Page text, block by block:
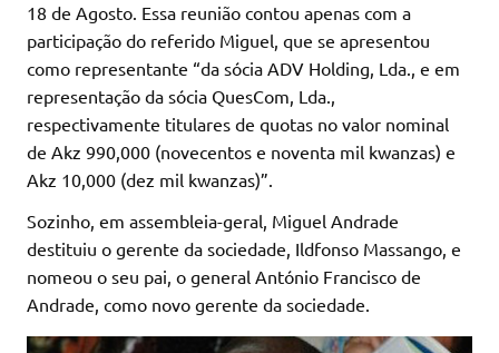
18 de Agosto. Essa reunião contou apenas com a
participação do referido Miguel, que se apresentou
como representante “da sócia ADV Holding, Lda., e em
representação da sócia QuesCom, Lda.,
respectivamente titulares de quotas no valor nominal
de Akz 990,000 (novecentos e noventa mil kwanzas) e
Akz 10,000 (dez mil kwanzas)”.
Sozinho, em assembleia-geral, Miguel Andrade
destituiu o gerente da sociedade, Ildfonso Massango, e
nomeou o seu pai, o general António Francisco de
Andrade, como novo gerente da sociedade.